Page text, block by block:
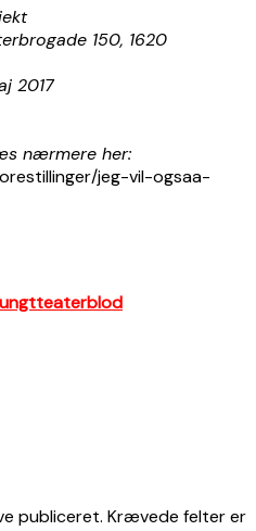
150, 1620
2017
nærmere her:
jeg-vil-ogsaa-
publiceret. Krævede felter er